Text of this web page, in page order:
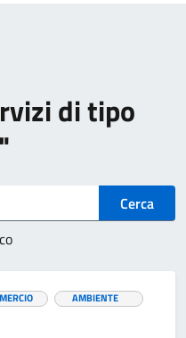
di tipo
Cerca
AMBIENTE